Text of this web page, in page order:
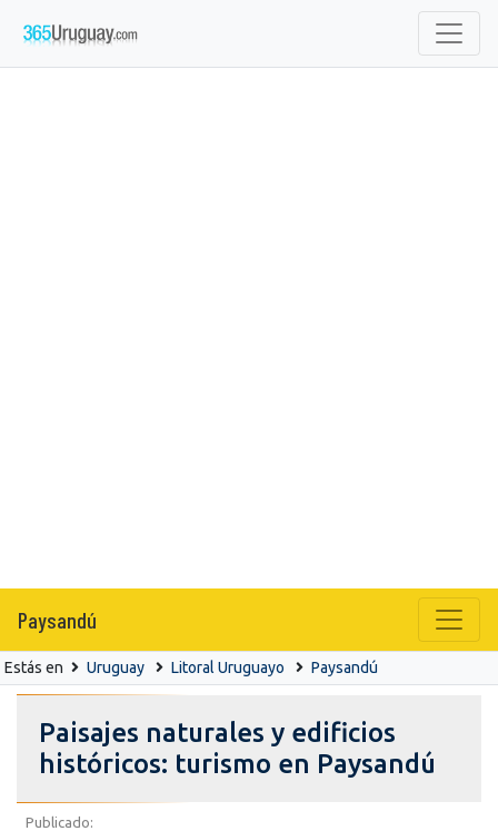
Paysandú
Estás en Uruguay Litoral Uruguayo Paysandú
Paisajes naturales y edificios
históricos: turismo en Paysandú
Publicado: